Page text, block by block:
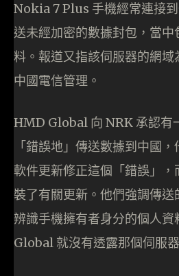
Nokia 7 Plus 手機經常連接
送未經加密的數據封包，當中
料。報道又指該伺服器的網
中國電信管理。
HMD Global 向 NRK 承認有
「錯誤地」傳送數據到中國
軟件更新修正這個「錯誤」
裝了有關更新。他們強調傳
辨識手機擁有者身分的個人
Global 就沒有透露那個伺服